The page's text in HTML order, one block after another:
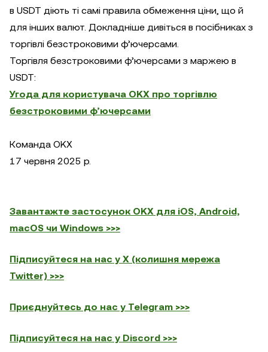
в USDT діють ті самі правила обмеження ціни, що й
для інших валют. Докладніше дивіться в посібниках з
торгівлі безстроковими ф’ючерсами.
Торгівля безстроковими ф’ючерсами з маржею в
USDT:
Угода для користувача OKX про торгівлю
безстроковими ф’ючерсами
Команда OKX
17 червня 2025 р.
Завантажте застосунок OKX для iOS, Android,
macOS чи Windows >>>
Підписуйтеся на нас у X (колишня мережа
Twitter) >>>
Приєднуйтесь до нас у Telegram >>>
Підписуйтеся на нас у Discord >>>